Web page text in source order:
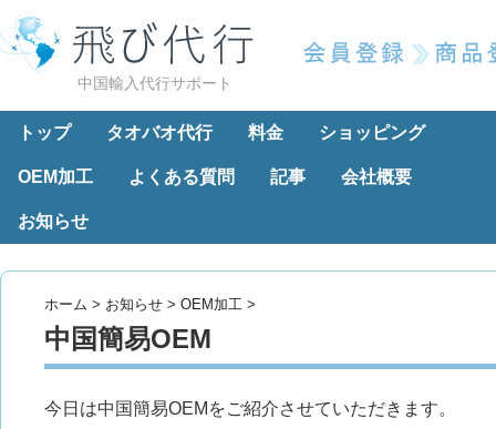
中国輸入代行サポート
トップ タオバオ代行 料金 ショッピング
OEM加工 よくある質問 記事 会社概要
お知らせ
ホーム > お知らせ > OEM加工 >
中国簡易OEM
今日は中国簡易OEMをご紹介させていただきます。